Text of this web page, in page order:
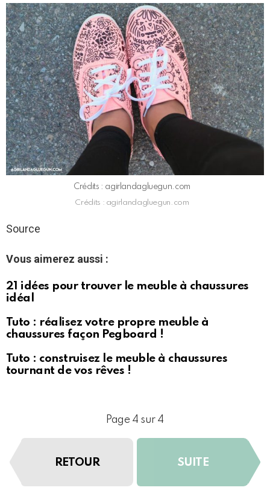
Crédits : agirlandagluegun.com
Crédits : agirlandagluegun.com
Source
Vous aimerez aussi :
21 idées pour trouver le meuble à chaussures
idéal
Tuto : réalisez votre propre meuble à
chaussures façon Pegboard !
Tuto : construisez le meuble à chaussures
tournant de vos rêves !
Page 4 sur 4
RETOUR SUITE